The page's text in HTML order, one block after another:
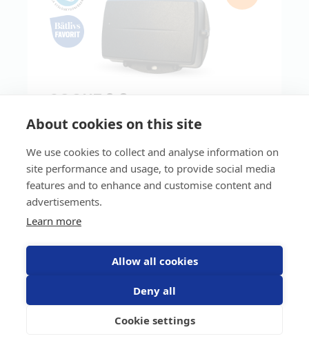
About cookies on this site
We use cookies to collect and analyse information on
site performance and usage, to provide social media
features and to enhance and customise content and
advertisements.
Learn more
Allow all cookies
Deny all
Cookie settings
SCOUT 2.0
Upp till 5 års batteritid
Logg och säkerhetszoner
1995kr
NorthTrackers